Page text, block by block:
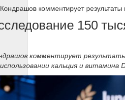
Кондрашов комментирует
150
комментирует
кальция и